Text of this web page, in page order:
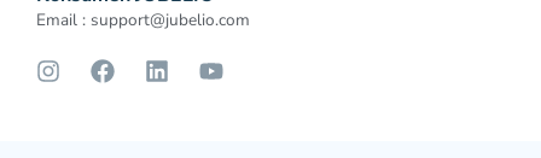
Email : support@jubelio.com